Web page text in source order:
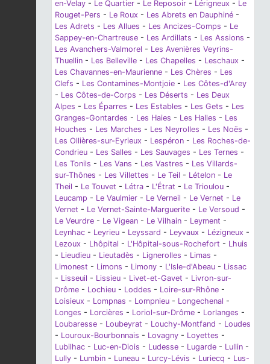
en-Velay - Le Quartier - Le Reposoir - Lérigneux - Le
Rouget-Pers - Le Roux - Les Abrets en Dauphiné -
Les Adrets - Les Allues - Les Ancizes-Comps - Le
Sappey-en-Chartreuse - Les Ardillats - Les Assions -
Les Avanchers-Valmorel - Les Avenières Veyrins-
Thuellin - Les Belleville - Les Chapelles - Leschaux -
Les Chavannes-en-Maurienne - Les Chères - Les
Clefs - Les Contamines-Montjoie - Les Côtes-d'Arey
- Les Côtes-de-Corps - Les Déserts - Les Deux
Alpes - Les Éparres - Les Estables - Les Gets - Les
Granges-Gontardes - Les Haies - Les Halles - Les
Houches - Les Marches - Les Neyrolles - Les Noës -
Les Ollières-sur-Eyrieux - Lespéron - Les Roches-de-
Condrieu - Les Salles - Les Sauvages - Les Ternes -
Les Tonils - Les Vans - Les Vastres - Les Villards-
sur-Thônes - Les Villettes - Le Teil - Lételon - Le
Theil - Le Touvet - Létra - L'Étrat - Le Trioulou -
Leucamp - Le Vaulmier - Le Verneil - Le Vernet - Le
Vernet - Le Vernet-Sainte-Marguerite - Le Versoud -
Le Veurdre - Le Vigean - Le Vilhain - Leyment -
Leynhac - Leyrieu - Leyssard - Leyvaux - Lézigneux -
Lezoux - Lhôpital - L'Hôpital-sous-Rochefort - Lhuis
- Lieudieu - Lieutadès - Lignerolles - Limas -
Limonest - Limons - Limony - L'Isle-d'Abeau - Lissac
- Lisseuil - Lissieu - Livet-et-Gavet - Livron-sur-
Drôme - Lochieu - Loddes - Loire-sur-Rhône -
Loisieux - Lompnas - Lompnieu - Longechenal -
Longes - Lorcières - Loriol-sur-Drôme - Lorlanges -
Loubaresse - Loubeyrat - Louchy-Montfand - Loudes
- Louroux-Bourbonnais - Lovagny - Loyettes -
Lubilhac - Luc-en-Diois - Ludesse - Lugarde - Lullin -
Lully - Lumbin - Luneau - Lurcy-Lévis - Luriecq - Lus-